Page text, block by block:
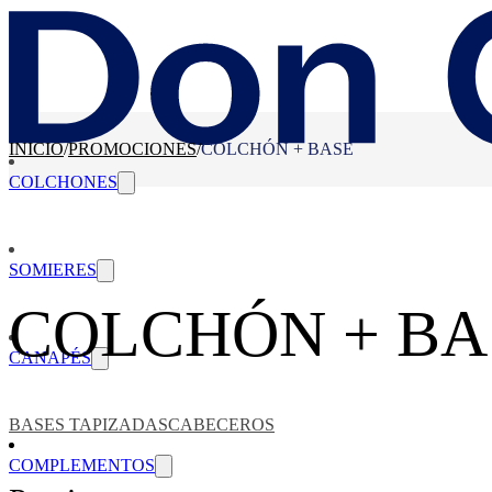
COLCHONES
SOMIERES
CANAPÉS
BASES TAPIZADASCABECEROS
COMPLEMENTOS
INICIO/PROMOCIONES/COLCHÓN + BASE
COLCHÓN +